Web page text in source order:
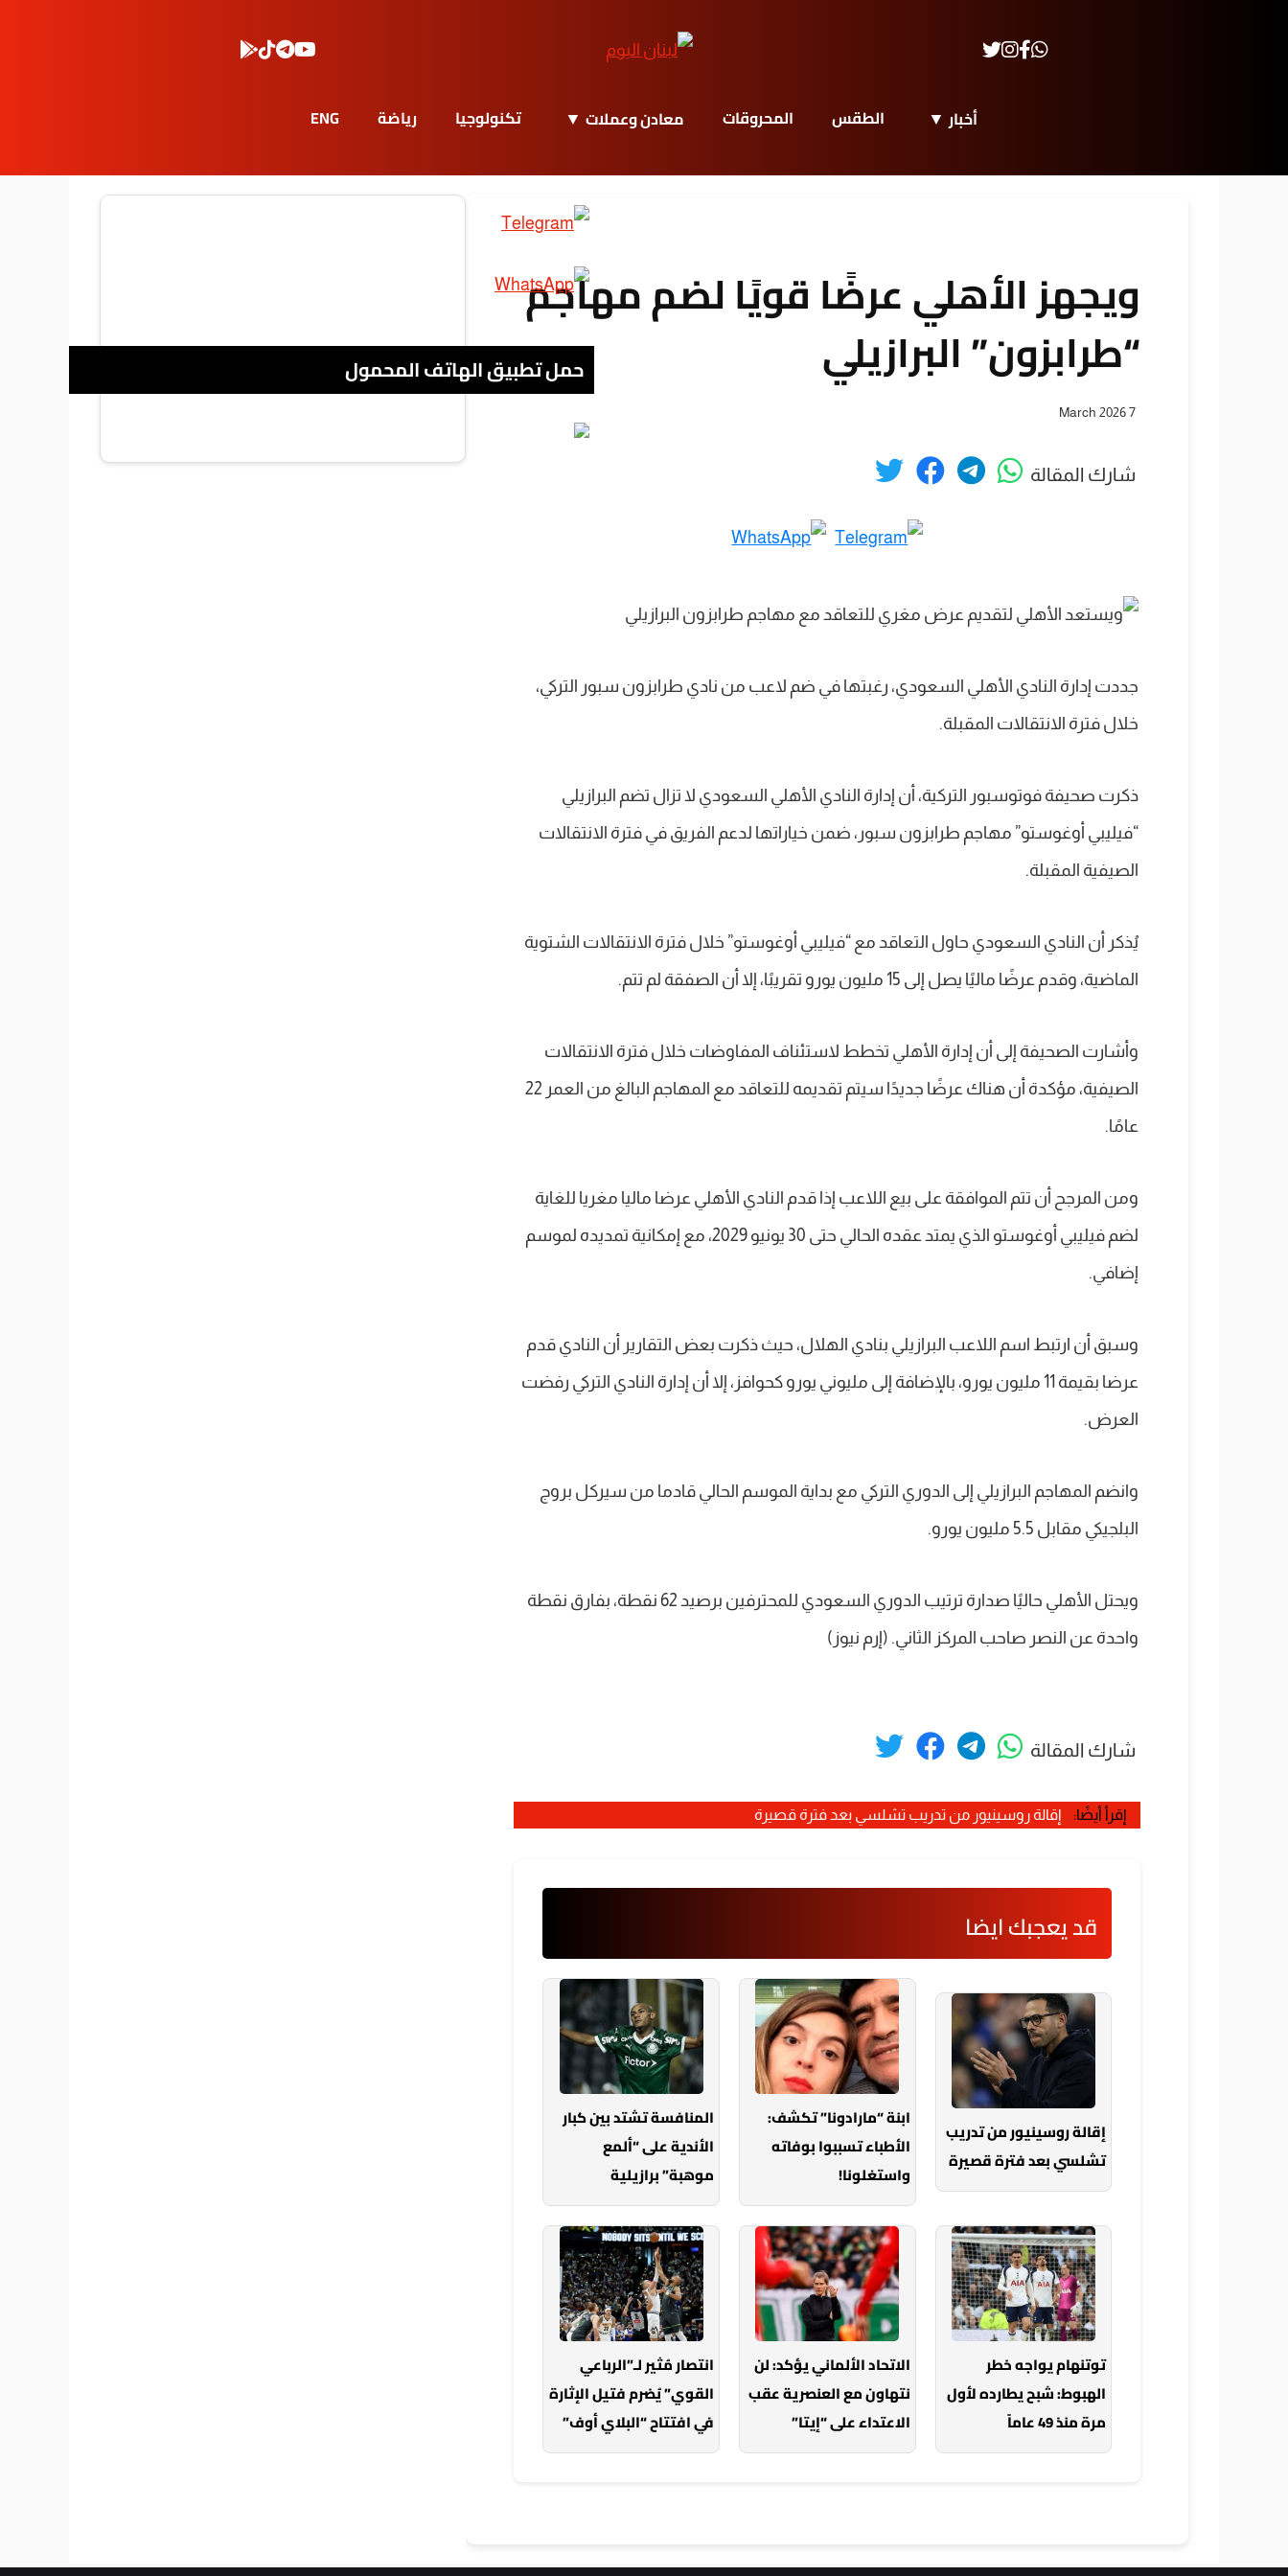
أخبار الطقس المحروقات معادن وعملات تكنولوجيا رياضة ENG
ويجهز الأهلي عرضًا قويًا لضم مهاجم
“طرابزون” البرازيلي
7 March 2026
شارك المقالة
جددت إدارة النادي الأهلي السعودي، رغبتها في ضم لاعب من نادي طرابزون سبور التركي،
خلال فترة الانتقالات المقبلة.
ذكرت صحيفة فوتوسبور التركية، أن إدارة النادي الأهلي السعودي لا تزال تضم البرازيلي
“فيليبي أوغوستو” مهاجم طرابزون سبور، ضمن خياراتها لدعم الفريق في فترة الانتقالات
الصيفية المقبلة.
يُذكر أن النادي السعودي حاول التعاقد مع “فيليبي أوغوستو” خلال فترة الانتقالات الشتوية
الماضية، وقدم عرضًا ماليًا يصل إلى 15 مليون يورو تقريبًا، إلا أن الصفقة لم تتم.
وأشارت الصحيفة إلى أن إدارة الأهلي تخطط لاستئناف المفاوضات خلال فترة الانتقالات
الصيفية، مؤكدة أن هناك عرضًا جديدًا سيتم تقديمه للتعاقد مع المهاجم البالغ من العمر 22
عامًا.
ومن المرجح أن تتم الموافقة على بيع اللاعب إذا قدم النادي الأهلي عرضا ماليا مغريا للغاية
لضم فيليبي أوغوستو الذي يمتد عقده الحالي حتى 30 يونيو 2029، مع إمكانية تمديده لموسم
إضافي.
وسبق أن ارتبط اسم اللاعب البرازيلي بنادي الهلال، حيث ذكرت بعض التقارير أن النادي قدم
عرضا بقيمة 11 مليون يورو، بالإضافة إلى مليوني يورو كحوافز، إلا أن إدارة النادي التركي رفضت
العرض.
وانضم المهاجم البرازيلي إلى الدوري التركي مع بداية الموسم الحالي قادما من سيركل بروج
البلجيكي مقابل 5.5 مليون يورو.
ويحتل الأهلي حاليًا صدارة ترتيب الدوري السعودي للمحترفين برصيد 62 نقطة، بفارق نقطة
واحدة عن النصر صاحب المركز الثاني. (إرم نيوز)
شارك المقالة
إقرأ أيضًا: إقالة روسينيور من تدريب تشلسي بعد فترة قصيرة
قد يعجبك ايضا
إقالة روسينيور من تدريب
تشلسي بعد فترة قصيرة
ابنة “مارادونا” تكشف:
الأطباء تسببوا بوفاته
واستغلونا!
المنافسة تشتد بين كبار
الأندية على “ألمع
موهبة” برازيلية
توتنهام يواجه خطر
الهبوط: شبح يطارده لأول
مرة منذ 49 عاماً
الاتحاد الألماني يؤكد: لن
نتهاون مع العنصرية عقب
الاعتداء على “إيتا”
انتصار مُثير لـ”الرباعي
القوي” يُضرم فتيل الإثارة
في افتتاح “البلاي أوف”
حمل تطبيق الهاتف المحمول